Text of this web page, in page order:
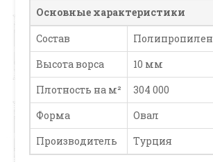
Основные характеристики
Состав
Полипропилен
Высота ворса
10 мм
Плотность на м²
304 000
Форма
Овал
Производитель
Турция